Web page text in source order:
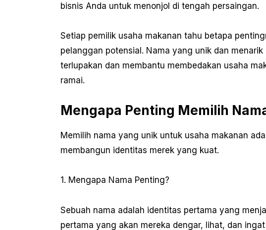
bisnis Anda untuk menonjol di tengah persaingan.
Setiap pemilik usaha makanan tahu betapa
pelanggan potensial. Nama yang unik dan
terlupakan dan membantu membedakan usaha
ramai.
Mengapa Penting Memilih
Memilih nama yang unik untuk usaha makanan
membangun identitas merek yang kuat.
1. Mengapa Nama Penting?
Sebuah nama adalah identitas pertama yang
pertama yang akan mereka dengar, lihat, dan